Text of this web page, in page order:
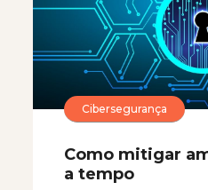
Cibersegurança
Como mitigar
a tempo